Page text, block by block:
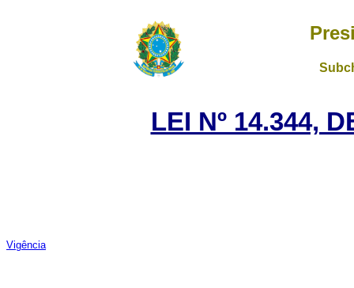
LEI Nº 14.344,
Vigência